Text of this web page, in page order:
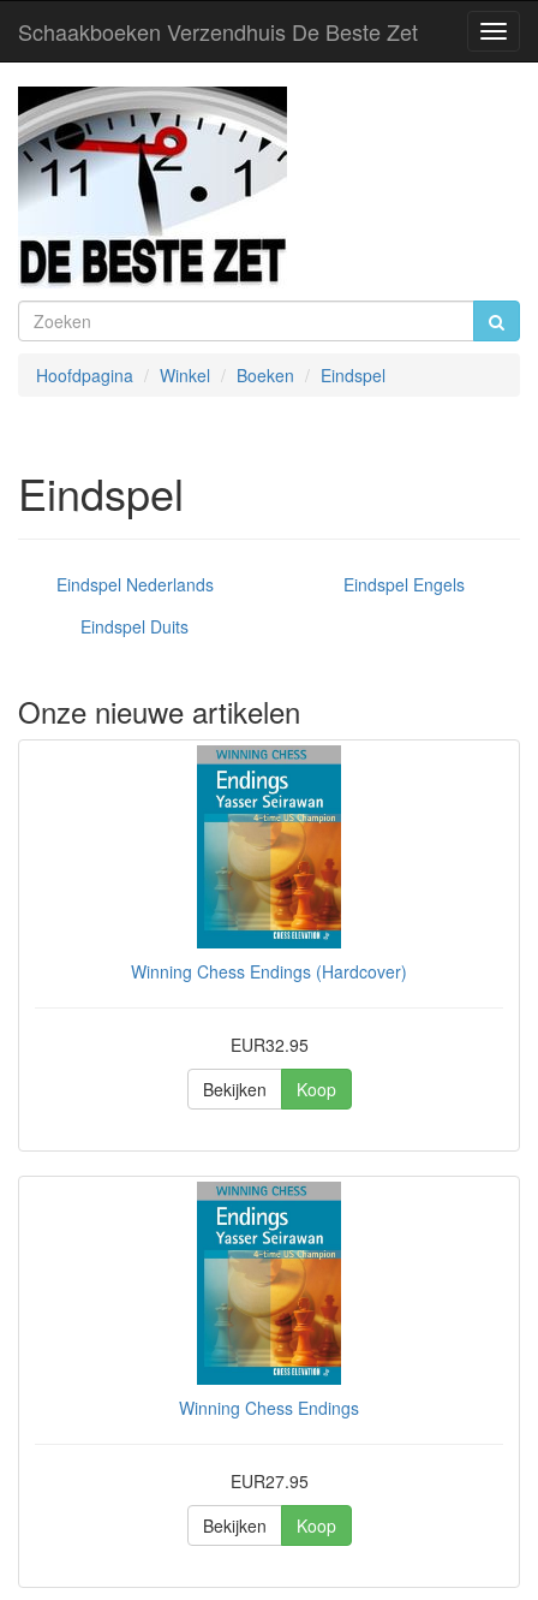
Schaakboeken Verzendhuis De Beste Zet
Hoofdpagina Winkel Boeken Eindspel
Eindspel
Eindspel Nederlands
Eindspel Engels
Eindspel Duits
Onze nieuwe artikelen
Winning Chess Endings (Hardcover)
EUR32.95
Bekijken
Koop
Winning Chess Endings
EUR27.95
Bekijken
Koop